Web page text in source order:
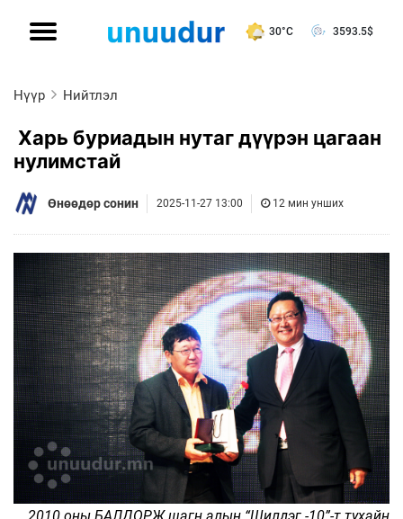
30°C 3593.5$
Нүүр Нийтлэл
Харь буриадын нутаг дүүрэн цагаан
нулимстай
Өнөөдөр сонин 2025-11-27 13:00 12 мин унших
2010 оны БАЛДОРЖ шагн алын “Шилдэг -10”-т тухайн